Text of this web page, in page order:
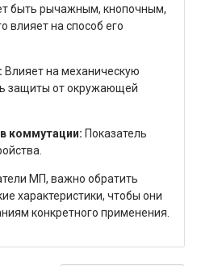
быть рычажным, кнопочным,
влияет на способ его
Влияет на механическую
защиты от окружающей
коммутации: Показатель
МП, важно обратить
характеристики, чтобы они
конкретного применения.